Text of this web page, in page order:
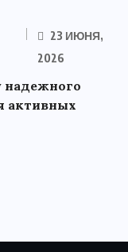
23 ИЮНЯ,
2026
надежного
активных